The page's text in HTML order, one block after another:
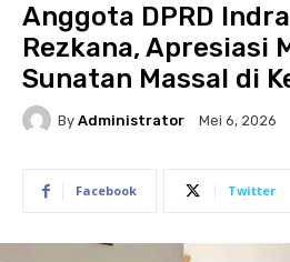
Anggota DPRD
Rezkana, Apresiasi
Sunatan Massal di
By Administrator Mei 6, 2026
Facebook Twitter